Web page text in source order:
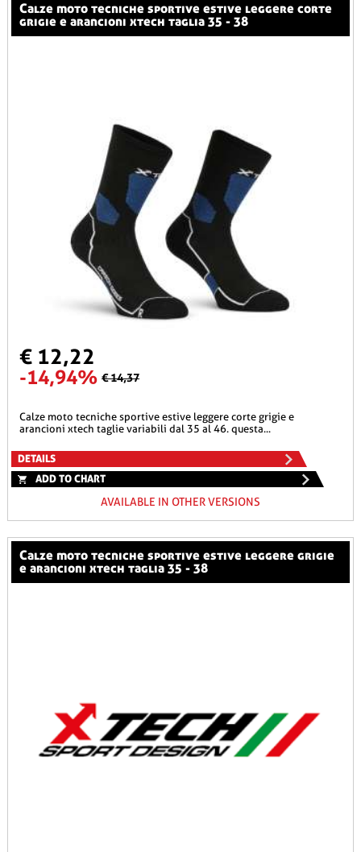
calze moto tecniche sportive estive leggere corte
grigie e arancioni xtech taglia 35 - 38
€ 12,22
-14,94% € 14,37
calze moto tecniche sportive estive leggere corte grigie e
arancioni xtech taglie variabili dal 35 al 46. questa...
DETAILS
ADD TO CHART
AVAILABLE IN OTHER VERSIONS
calze moto tecniche sportive estive leggere grigie
e arancioni xtech taglia 35 - 38